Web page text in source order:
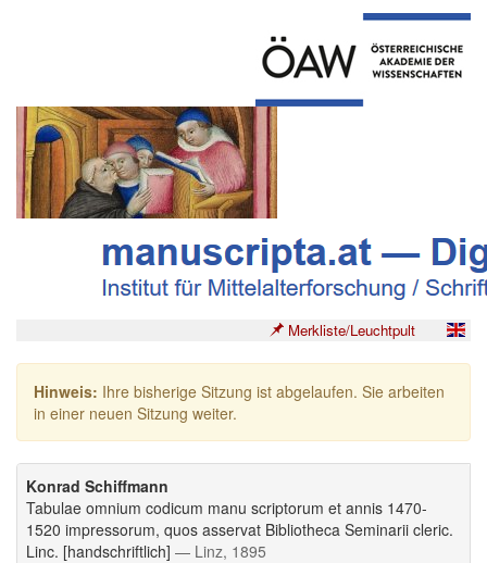
Merkliste/Leuchtpult
Hinweis: Ihre bisherige Sitzung ist abgelaufen. Sie arbeiten
in einer neuen Sitzung weiter.
Konrad Schiffmann
Tabulae omnium codicum manu scriptorum et annis 1470-
1520 impressorum, quos asservat Bibliotheca Seminarii cleric.
Linc. [handschriftlich] — Linz, 1895